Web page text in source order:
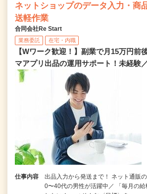
ネットショップのデータ入力・商
送軽作業
合同会社Re Start
業務委託 在宅・内職
【Wワーク歓迎！】副業で月15万円前
マアプリ出品の運用サポート！未経験
仕事内容
出品入力から発送まで！ ネット通販
0〜40代の男性が活躍中／ 「毎月の給